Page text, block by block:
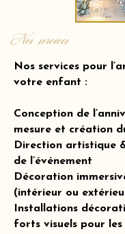
Nos services
Nos services pour
votre enfant :
Conception de
mesure et création
Direction artistique
de l’événement
Décoration
(intérieur ou
Installations
forts visuels pour les